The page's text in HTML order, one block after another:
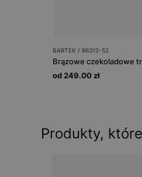
BARTEK / 86312-52
od 249.00 zł
Produkty,